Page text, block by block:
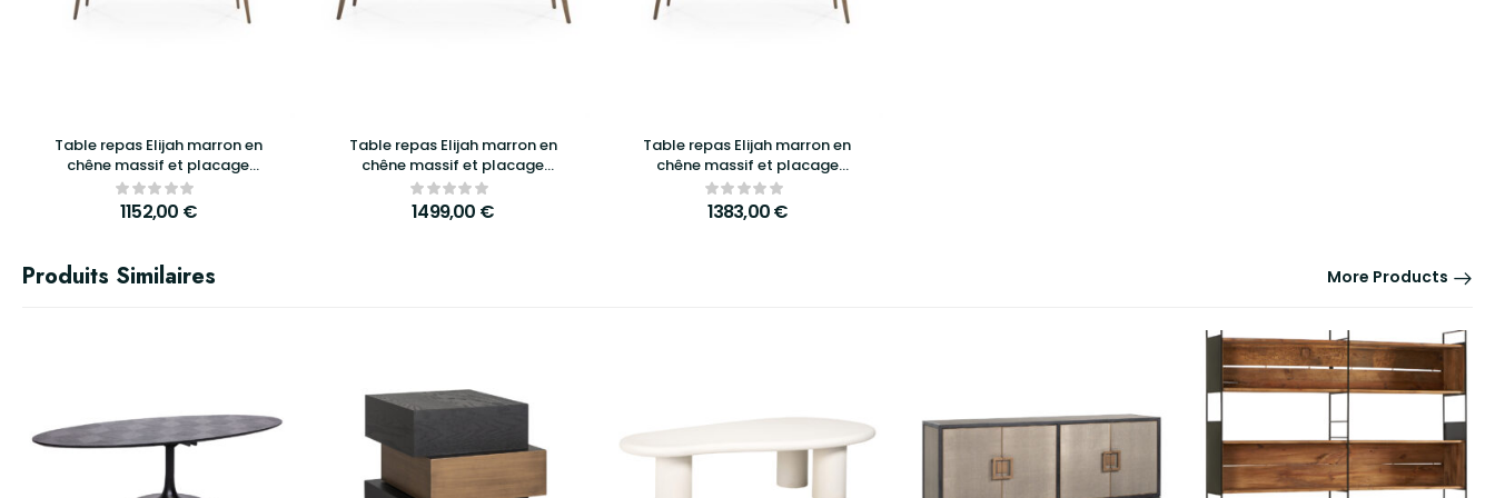
Table repas Elijah marron en
chêne massif et placage
chêne – Eleonora – 220x100cm
1152,00 €
Table repas Elijah marron en
chêne massif et placage
chêne – Eleonora –
300x100cm
1499,00 €
Table repas Elijah marron en
chêne massif et placage
chêne – Eleonora – 260x100cm
1383,00€
Produits Similaires More Products